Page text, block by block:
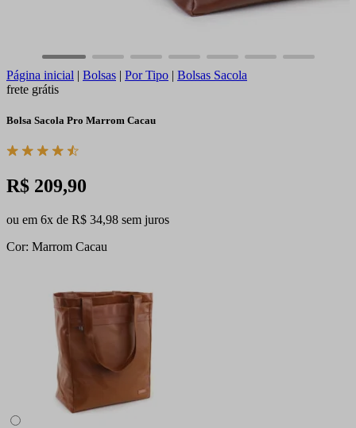
Página inicial | Bolsas | Por Tipo | Bolsas Sacola
frete grátis
Bolsa Sacola Pro Marrom Cacau
R$ 209,90
ou em 6x de R$ 34,98 sem juros
Cor: Marrom Cacau